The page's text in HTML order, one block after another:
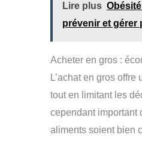
Lire plus
prévenir et gérer
Acheter en gros :
L’achat en gros
tout en limitant les
cependant important
aliments soient bien